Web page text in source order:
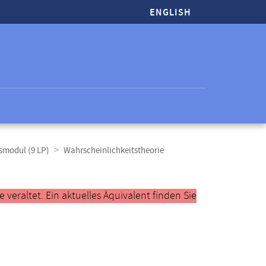
ENGLISH
(9 LP) Wahrscheinlichkeitstheorie
veraltet. Ein aktuelles Äquivalent finden Sie